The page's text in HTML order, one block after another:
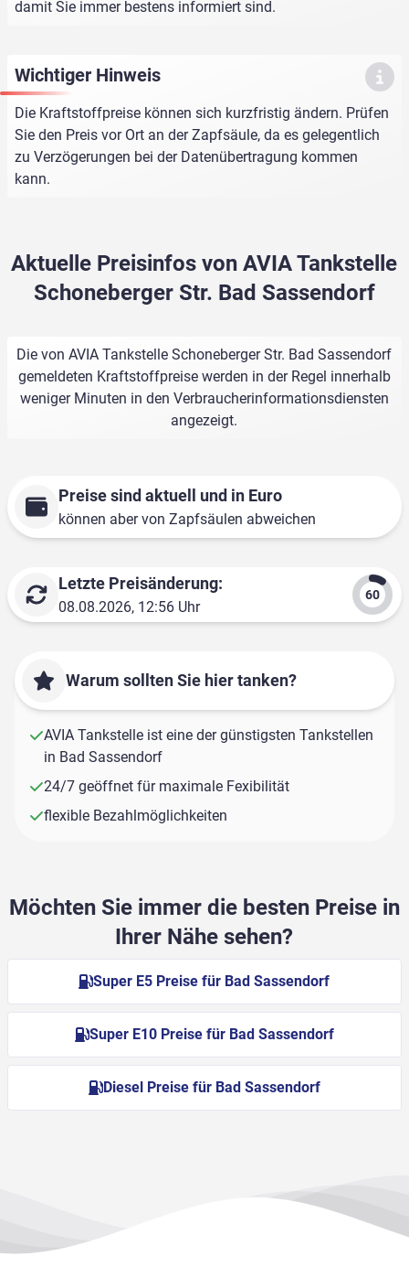
damit Sie immer bestens informiert sind.
Wichtiger Hinweis
Die Kraftstoffpreise können sich kurzfristig ändern. Prüfen
Sie den Preis vor Ort an der Zapfsäule, da es gelegentlich
zu Verzögerungen bei der Datenübertragung kommen
kann.
Aktuelle Preisinfos von AVIA Tankstelle
Schoneberger Str. Bad Sassendorf
Die von AVIA Tankstelle Schoneberger Str. Bad Sassendorf
gemeldeten Kraftstoffpreise werden in der Regel innerhalb
weniger Minuten in den Verbraucherinformationsdiensten
angezeigt.
Preise sind aktuell und in Euro
können aber von Zapfsäulen abweichen
Letzte Preisänderung:
08.08.2026, 12:56 Uhr
Warum sollten Sie hier tanken?
AVIA Tankstelle ist eine der günstigsten Tankstellen
in Bad Sassendorf
24/7 geöffnet für maximale Fexibilität
flexible Bezahlmöglichkeiten
Möchten Sie immer die besten Preise in
Ihrer Nähe sehen?
Super E5 Preise für Bad Sassendorf
Super E10 Preise für Bad Sassendorf
Diesel Preise für Bad Sassendorf